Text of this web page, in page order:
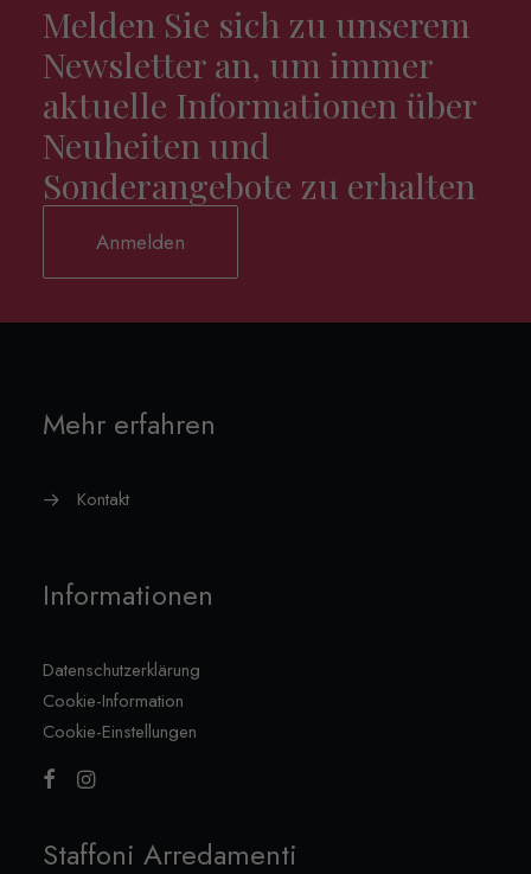
Melden Sie sich zu unserem
Newsletter an, um immer
aktuelle Informationen über
Neuheiten und
Sonderangebote zu erhalten
Anmelden
Mehr erfahren
Kontakt
Informationen
Datenschutzerklärung
Cookie-Information
Cookie-Einstellungen
Staffoni Arredamenti